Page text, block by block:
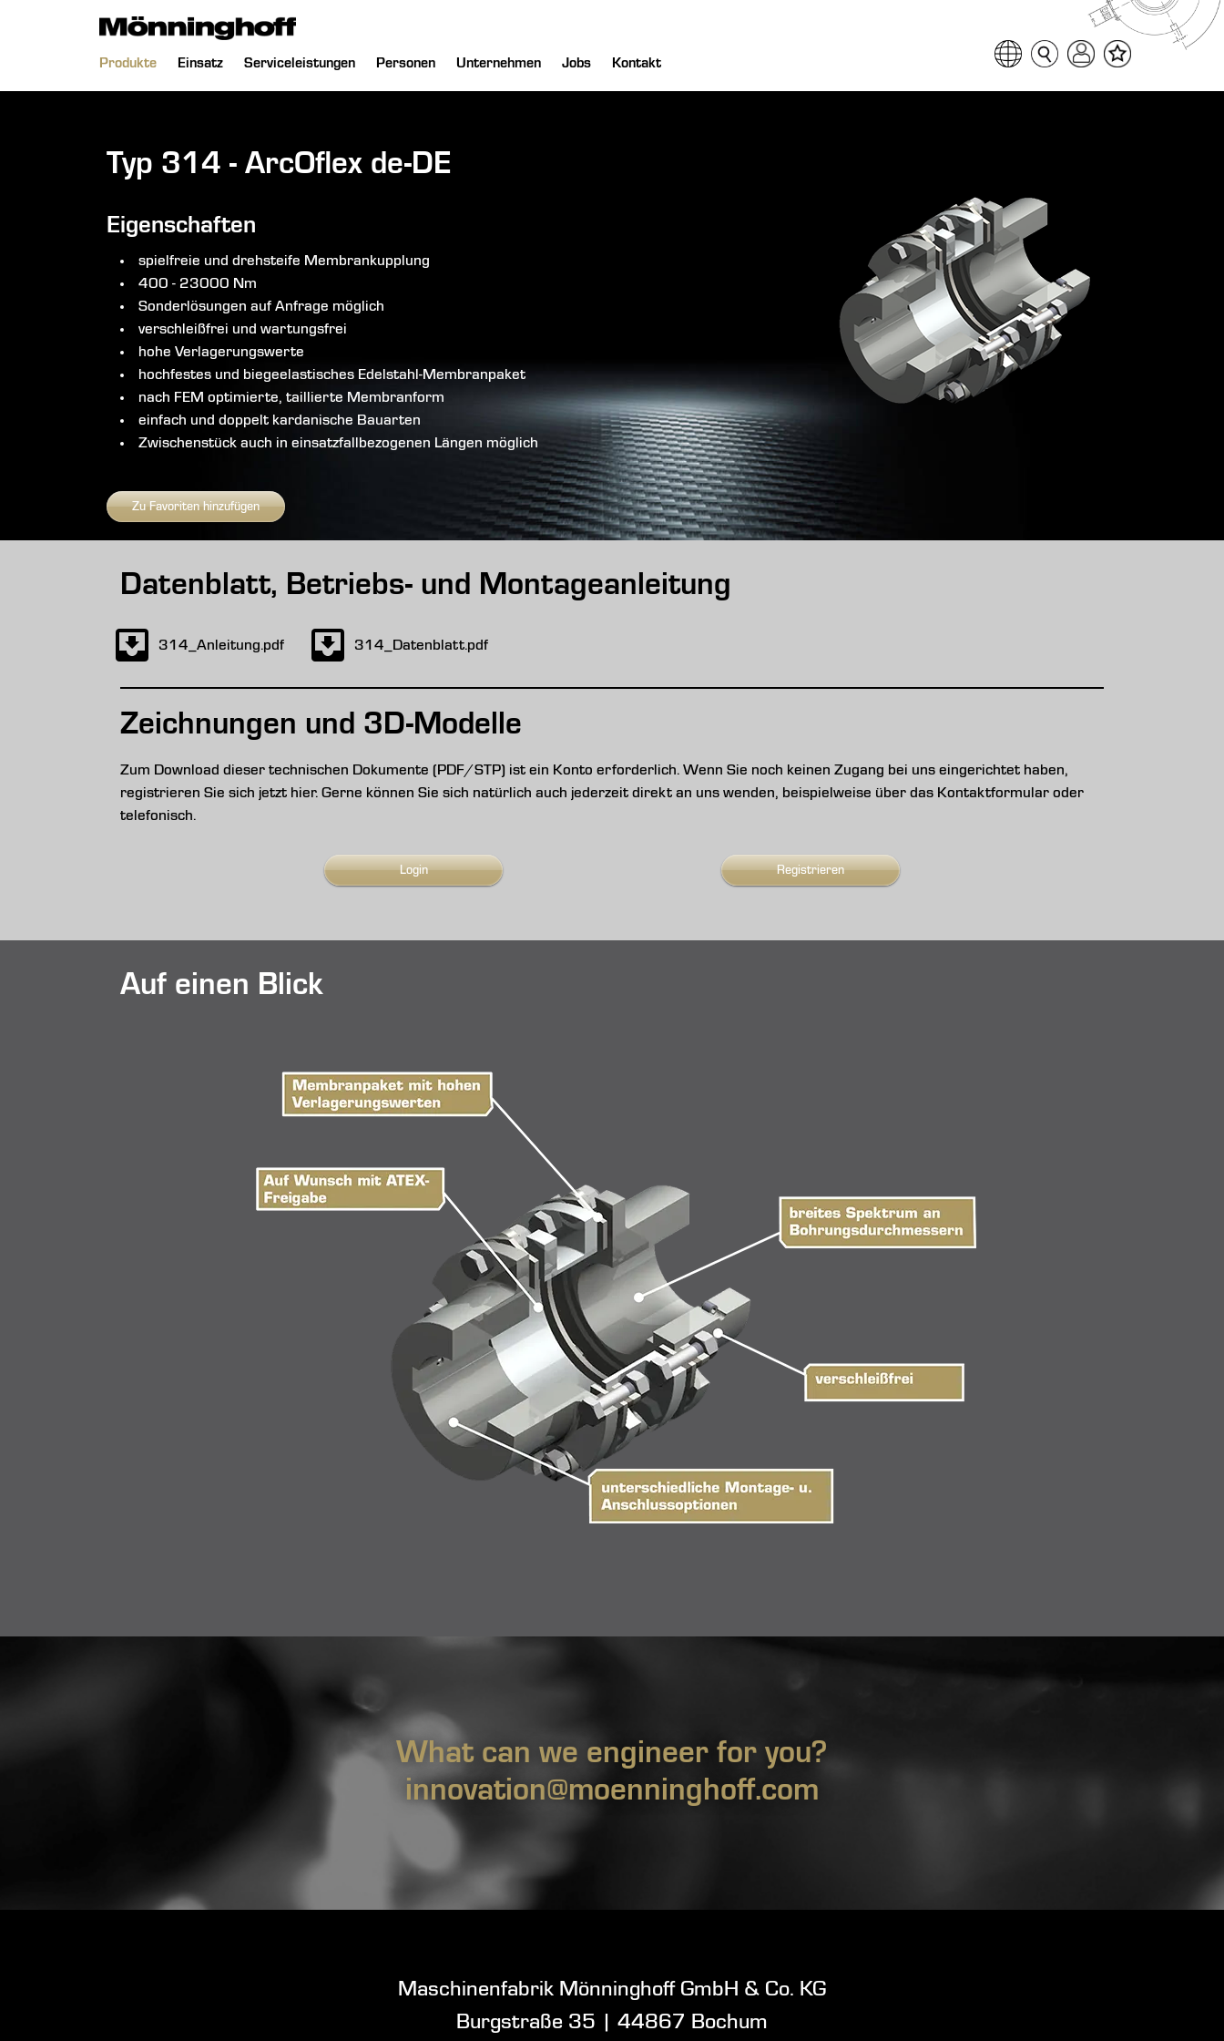
Navigation
Produkte Einsatz Serviceleistungen Personen Unternehmen Jobs Kontakt Sprache auswählen
Seitensuche
Login
Favoritenliste
Typ 314 - ArcOflex de-DE
Eigenschaften
spielfreie und drehsteife Membrankupplung
400 - 23000 Nm
Sonderlösungen auf Anfrage möglich
verschleißfrei und wartungsfrei
hohe Verlagerungswerte
hochfestes und biegeelastisches Edelstahl-Membranpaket
nach FEM optimierte, taillierte Membranform
einfach und doppelt kardanische Bauarten
Zwischenstück auch in einsatzfallbezogenen Längen möglich
Zu Favoriten hinzufügen
Datenblatt, Betriebs- und Montageanleitung
314_Anleitung.pdf 314_Datenblatt.pdf
Zeichnungen und 3D-Modelle
Zum Download dieser technischen Dokumente (PDF/STP) ist ein Konto erforderlich. Wenn Sie noch keinen Zugang bei uns eingerichtet haben,
registrieren Sie sich jetzt hier. Gerne können Sie sich natürlich auch jederzeit direkt an uns wenden, beispielweise über das Kontaktformular oder
telefonisch.
Login Registrieren
Auf einen Blick
What can we engineer for you?
innovation@moenninghoff.com
Maschinenfabrik Mönninghoff GmbH & Co. KG
Burgstraße 35
44867 Bochum